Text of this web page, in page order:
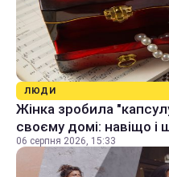
ЛЮДИ
Жінка зробила
своєму домі: навіщо і
06 серпня 2026, 15:33